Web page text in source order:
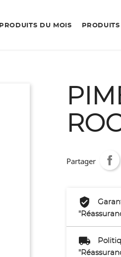
PRODUITS DU MOIS PRODUITS
Partager